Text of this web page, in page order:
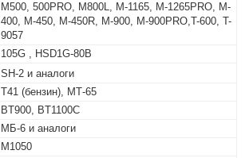
M500, 500PRO, M800L, M-1165, M-1265PRO, M-
400, M-450, M-450R, M-900, M-900PRO,T-600, T-
9057
105G , HSD1G-80B
SH-2 и аналоги
Т41 (бензин), МТ-65
BT900, BT1100C
МБ-6 и аналоги
M1050